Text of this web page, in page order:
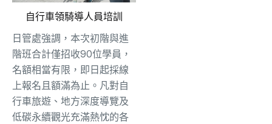
自行車領騎導人員培訓
日管處強調，本次初階與進
階班合計僅招收90位學員，
名額相當有限，即日起採線
上報名且額滿為止。凡對自
行車旅遊、地方深度導覽及
低碳永續觀光充滿熱忱的各